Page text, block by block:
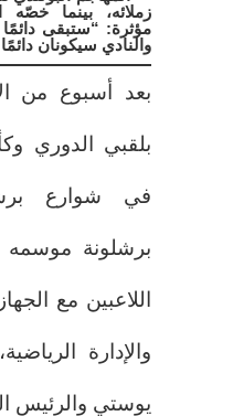
زملائه، بينما خصّه
مؤثرة: “ستبقى دائمًا
والنادي سيكونان
بعد أسبوع من
بلقبي الدوري
في شوارع
برشلونة موسمه
اللاعبين مع
والإدارة
يوستي والرئيس